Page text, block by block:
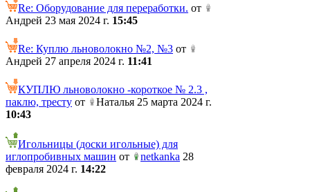
Re: Оборудование для переработки. от
Андрей 23 мая 2024 г. 15:45
Re: Куплю льноволокно №2, №3 от
Андрей 27 апреля 2024 г. 11:41
КУПЛЮ льноволокно -короткое № 2.3 ,
паклю, тресту от
Наталья 25 марта 2024 г.
10:43
Игольницы (доски игольные) для
иглопробивных машин от netkanka 28
февраля 2024 г. 14:22